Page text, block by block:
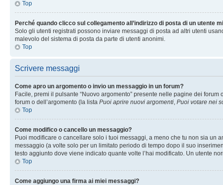
Top
Perché quando clicco sul collegamento all’indirizzo di posta di un utente
Solo gli utenti registrati possono inviare messaggi di posta ad altri utenti
malevolo del sistema di posta da parte di utenti anonimi.
Top
Scrivere messaggi
Come apro un argomento o invio un messaggio in un forum?
Facile, premi il pulsante “Nuovo argomento” presente nelle pagine dei
forum o dell’argomento (la lista Puoi aprire nuovi argomenti, Puoi votare nei
Top
Come modifico o cancello un messaggio?
Puoi modificare o cancellare solo i tuoi messaggi, a meno che tu non sia
messaggio (a volte solo per un limitato periodo di tempo dopo il suo
testo aggiunto dove viene indicato quante volte l’hai modificato. Un utente
Top
Come aggiungo una firma ai miei messaggi?